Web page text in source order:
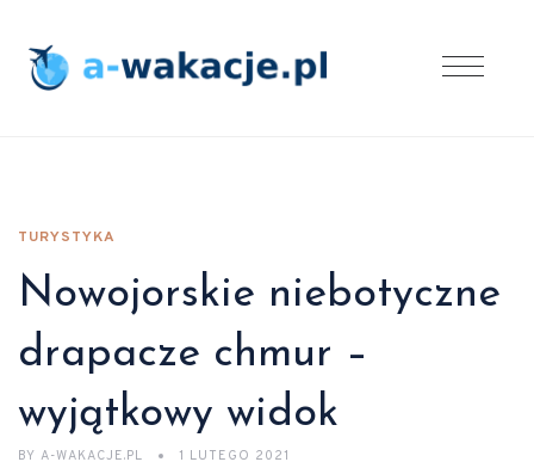
TURYSTYKA
Nowojorskie niebotyczne
drapacze chmur –
wyjątkowy widok
BY A-WAKACJE.PL 1 LUTEGO 2021